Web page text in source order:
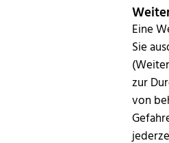
Eine
Sie
zur
von